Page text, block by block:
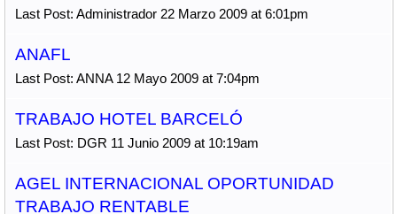
Last Post: Administrador 22 Marzo 2009 at 6:01pm
ANAFL
Last Post: ANNA 12 Mayo 2009 at 7:04pm
TRABAJO HOTEL BARCELÓ
Last Post: DGR 11 Junio 2009 at 10:19am
AGEL INTERNACIONAL OPORTUNIDAD
TRABAJO RENTABLE